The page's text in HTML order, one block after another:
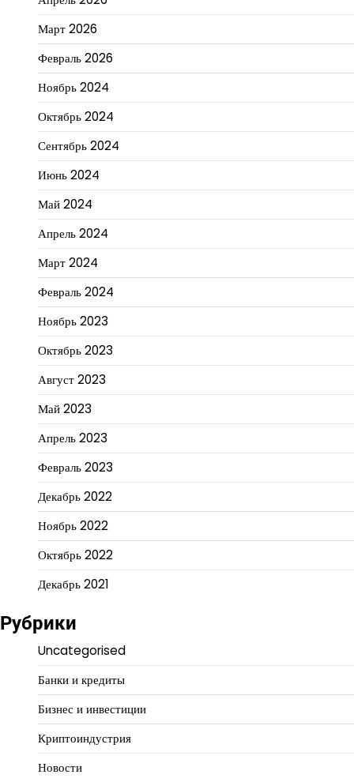
Март 2026
Февраль 2026
Ноябрь 2024
Октябрь 2024
Сентябрь 2024
Июнь 2024
Май 2024
Апрель 2024
Март 2024
Февраль 2024
Ноябрь 2023
Октябрь 2023
Август 2023
Май 2023
Апрель 2023
Февраль 2023
Декабрь 2022
Ноябрь 2022
Октябрь 2022
Декабрь 2021
Рубрики
Uncategorised
Банки и кредиты
Бизнес и инвестиции
Криптоиндустрия
Новости